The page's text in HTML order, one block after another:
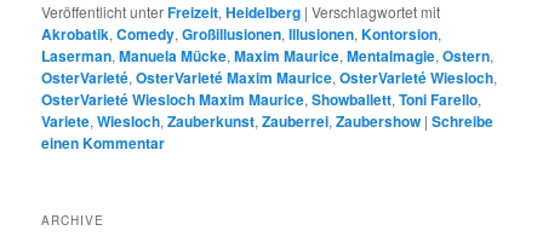
Veröffentlicht unterFreizeit,Heidelberg |Verschlagwortet mit
Akrobatik,Comedy,Großillusionen,Illusionen,Kontorsion,
Laserman,Manuela Mücke,Maxim Maurice,Mentalmagie,Ostern,
OsterVarieté,OsterVarieté Maxim Maurice,OsterVarieté Wiesloch,
OsterVarieté Wiesloch Maxim Maurice,Showballett,Toni Farello,
Variete,Wiesloch,Zauberkunst,Zauberrei,Zaubershow |Schreibe
einen Kommentar
ARCHIVE